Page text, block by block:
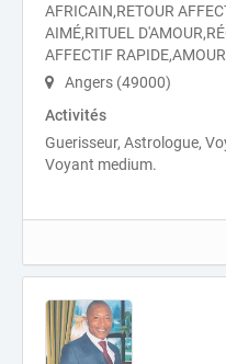
AFRICAIN,RETOUR
AIMÉ,RITUEL
AFFECTIF
Angers (49000)
Activités
Guerisseur, Astrologue,
Voyant medium.